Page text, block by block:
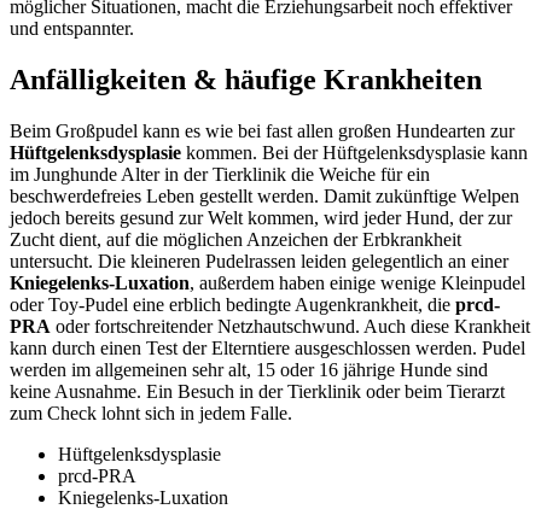
möglicher Situationen, macht die Erziehungsarbeit noch effektiver
und entspannter.
Anfälligkeiten & häufige Krankheiten
Beim Großpudel kann es wie bei fast allen großen Hundearten zur
Hüftgelenksdysplasie kommen. Bei der Hüftgelenksdysplasie kann
im Junghunde Alter in der Tierklinik die Weiche für ein
beschwerdefreies Leben gestellt werden. Damit zukünftige Welpen
jedoch bereits gesund zur Welt kommen, wird jeder Hund, der zur
Zucht dient, auf die möglichen Anzeichen der Erbkrankheit
untersucht. Die kleineren Pudelrassen leiden gelegentlich an einer
Kniegelenks-Luxation, außerdem haben einige wenige Kleinpudel
oder Toy-Pudel eine erblich bedingte Augenkrankheit, die prcd-
PRA oder fortschreitender Netzhautschwund. Auch diese Krankheit
kann durch einen Test der Elterntiere ausgeschlossen werden. Pudel
werden im allgemeinen sehr alt, 15 oder 16 jährige Hunde sind
keine Ausnahme. Ein Besuch in der Tierklinik oder beim Tierarzt
zum Check lohnt sich in jedem Falle.
Hüftgelenksdysplasie
prcd-PRA
Kniegelenks-Luxation